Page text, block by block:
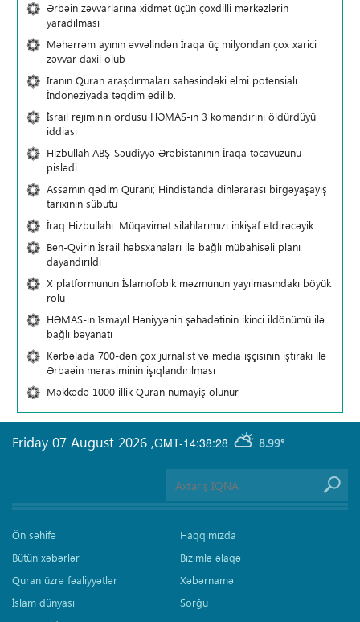
Ərbəin zəvvarlarına xidmət üçün çoxdilli mərkəzlərin
yaradılması
Məhərrəm ayının əvvəlindən İraqa üç milyondan çox xarici
zəvvar daxil olub
İranın Quran araşdırmaları sahəsindəki elmi potensialı
İndoneziyada təqdim edilib.
İsrail rejiminin ordusu HƏMAS-ın 3 komandirini öldürdüyü
iddiası
Hizbullah ABŞ-Səudiyyə Ərəbistanının İraqa təcavüzünü
pislədi
Assamın qədim Quranı; Hindistanda dinlərarası birgəyaşayış
tarixinin sübutu
İraq Hizbullahı: Müqavimət silahlarımızı inkişaf etdirəcəyik
Ben-Qvirin İsrail həbsxanaları ilə bağlı mübahisəli planı
dayandırıldı
X platformunun İslamofobik məzmunun yayılmasındakı böyük
rolu
HƏMAS-ın İsmayıl Həniyyənin şəhadətinin ikinci ildönümü ilə
bağlı bəyanatı
Kərbəlada 700-dən çox jurnalist və media işçisinin iştirakı ilə
Ərbaəin mərasiminin işıqlandırılması
Məkkədə 1000 illik Quran nümayiş olunur
GMT-14:38:28 8.99°
Friday 07 August 2026 ,
Ön səhifə
Bütün xəbərlər
Quran üzrə fəaliyyətlər
İslam dünyası
Haqqımızda
Bizimlə əlaqə
Xəbərnamə
Sorğu